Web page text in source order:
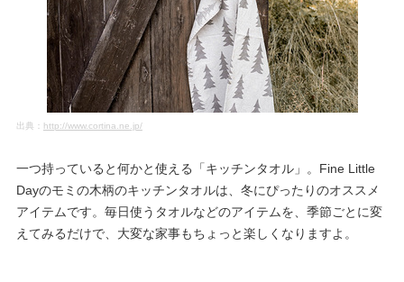
出典： http://www.cortina.ne.jp/
一つ持っていると何かと使える「キッチンタオル」。Fine Little
Dayのモミの木柄のキッチンタオルは、冬にぴったりのオススメ
アイテムです。毎日使うタオルなどのアイテムを、季節ごとに変
えてみるだけで、大変な家事もちょっと楽しくなりますよ。